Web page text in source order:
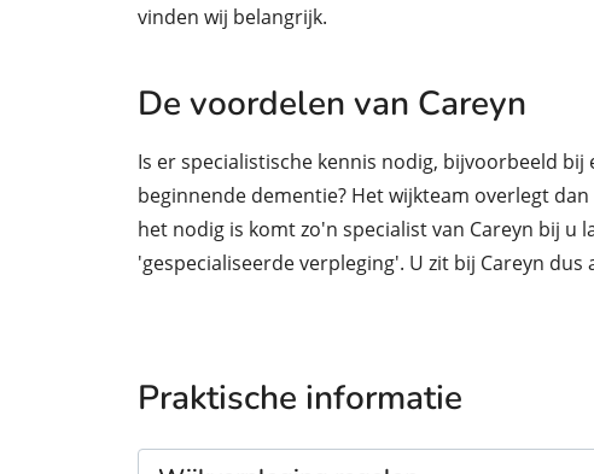
vinden wij belangrijk.
De voordelen van Careyn
Is er specialistische kennis nodig, bijvoorbeeld
beginnende dementie? Het wijkteam overlegt
het nodig is komt zo'n specialist van Careyn bij u
'gespecialiseerde verpleging'. U zit bij Careyn dus
Praktische informatie